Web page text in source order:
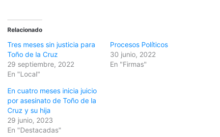
Relacionado
Tres meses sin justicia para
Toño de la Cruz
29 septiembre, 2022
En "Local"
Procesos Políticos
30 junio, 2022
En "Firmas"
En cuatro meses inicia juicio
por asesinato de Toño de la
Cruz y su hija
29 junio, 2023
En "Destacadas"